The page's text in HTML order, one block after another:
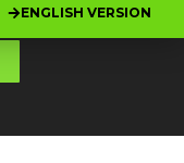
ENGLISH VERSION